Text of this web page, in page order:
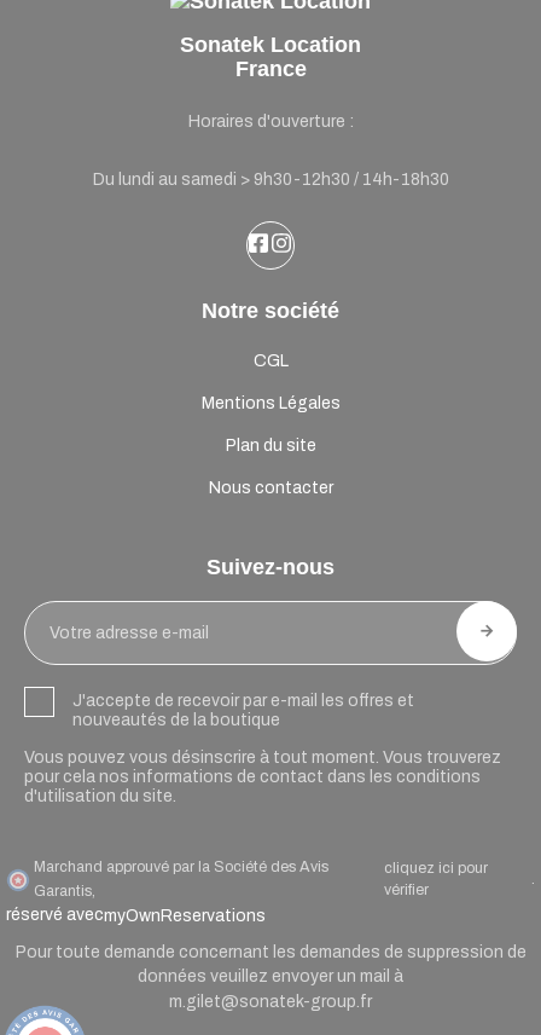
Sonatek Location
France
Horaires d'ouverture :
Du lundi au samedi > 9h30-12h30 / 14h-18h30
Notre société
CGL
Mentions Légales
Plan du site
Nous contacter
Suivez-nous
J'accepte de recevoir par e-mail les offres et
nouveautés de la boutique
Vous pouvez vous désinscrire à tout moment. Vous trouverez
pour cela nos informations de contact dans les conditions
d'utilisation du site.
Marchand approuvé par la Société des Avis
Garantis,
cliquez ici pour
vérifier
.
réservé avecmyOwnReservations
Pour toute demande concernant les demandes de suppression de
données veuillez envoyer un mail à
m.gilet@sonatek-group.fr